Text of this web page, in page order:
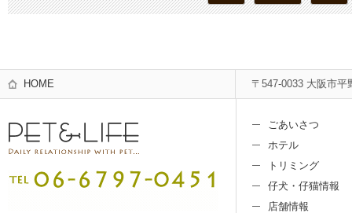
HOME 〒547-0033 大阪市平
ごあいさつ
ホテル
トリミング
仔犬・仔猫情報
店舗情報